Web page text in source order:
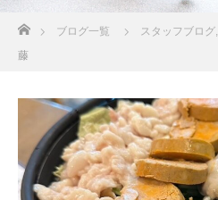
ブログ一覧 スタッフブログ,
藤